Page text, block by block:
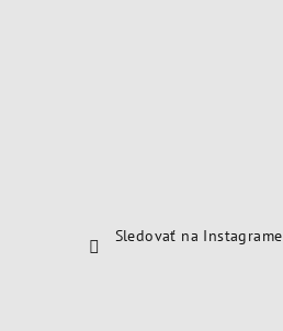
Sledovať na Instagrame